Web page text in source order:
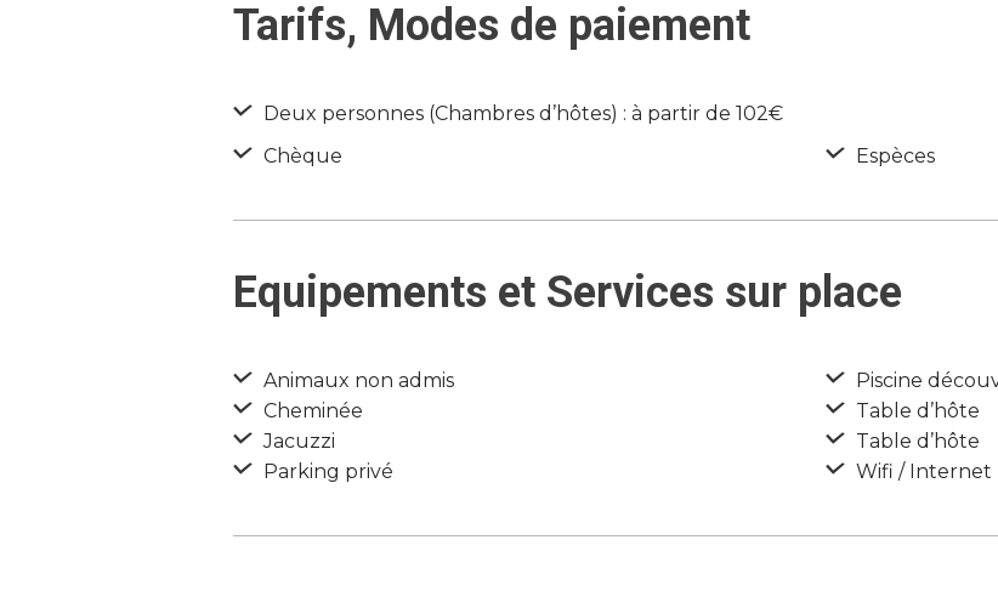
Tarifs, Modes de paiement
Deux personnes (Chambres d’hôtes) : à partir de 102€
Chèque
Espèces
Equipements et Services sur place
Animaux non admis
Cheminée
Jacuzzi
Parking privé
Piscine
Table d’hôte
Table d’hôte
Wifi / Internet